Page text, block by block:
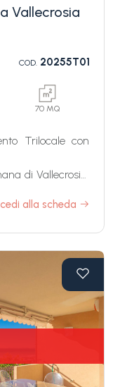
Vallecrosia
COD.20255T01
70 MQ
Trilocale con
di Vallecrosia,
esposto a
a Vallecrosia è
soggiorno
da letto, bagno
che gira
di questo
alla scheda